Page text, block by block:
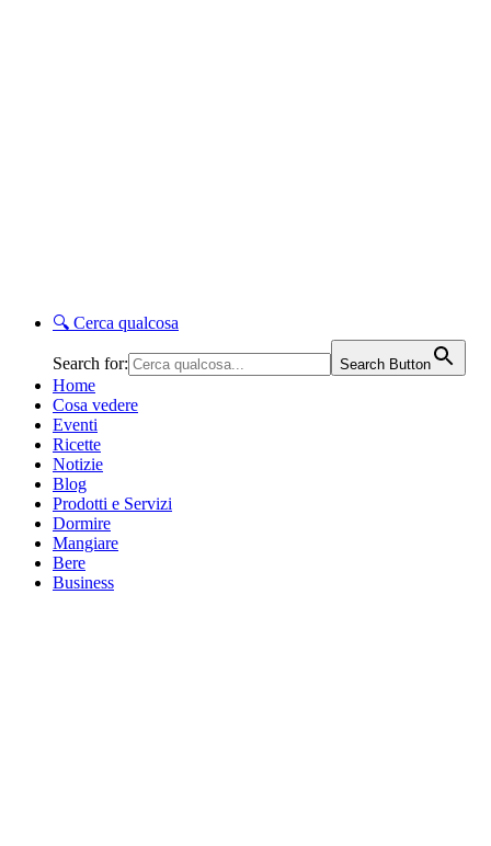
🔍 Cerca qualcosa
Search for: Search Button
Home
Cosa vedere
Eventi
Ricette
Notizie
Blog
Prodotti e Servizi
Dormire
Mangiare
Bere
Business